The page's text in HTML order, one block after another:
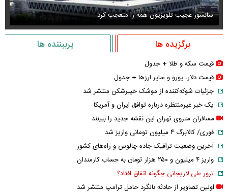
سانسور عجیب تلویزیون همه را متعجب کرد
برگزیده ها پربیننده ها
قیمت سکه و طلا + جدول
قیمت دلار، یورو و سایر ارز‌ها + جدول
جزئیات شوکه‌کننده از موشک خیبرشکن منتشر شد
یک خبر غیرمنتظره درباره توافق ایران و آمریکا
مسافران متروی تهران این نقشه جدید را ببینند
فوری/ کالابرگ ۴ میلیون تومانی واریز شد
آخرین وضعیت ترافیک جاده چالوس و راه‌های کشور
واریز ۴ میلیون و ۲۵۰ هزار تومان به حساب کارمندان
ترور علی لاریجانی چگونه اتفاق افتاد؟
اولین تصاویر از حادثه بالگرد حامل ترامپ منتشر شد